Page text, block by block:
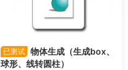
已测试 物体生成（生成box、
球形、线转圆柱）